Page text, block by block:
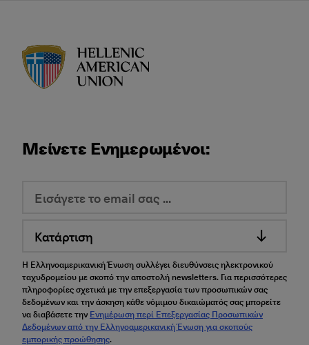
Μείνετε Ενημερωμένοι:
Κατάρτιση
Η Ελληνοαμερικανική Ένωση συλλέγει διευθύνσεις ηλεκτρονικού
ταχυδρομείου με σκοπό την αποστολή newsletters. Για περισσότερες
πληροφορίες σχετικά με την επεξεργασία των προσωπικών σας
δεδομένων και την άσκηση κάθε νόμιμου δικαιώματός σας μπορείτε
να διαβάσετε την Ενημέρωση περί Επεξεργασίας Προσωπικών
Δεδομένων από την Ελληνοαμερικανική Ένωση για σκοπούς
εμπορικής προώθησης.